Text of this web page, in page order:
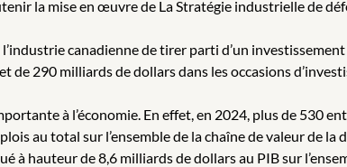
la mise en œuvre de La Stratégie industrielle de
canadienne de tirer parti d’un
de 290 milliards de dollars dans les occasions
à l’économie. En effet, en 2024, plus de 530
au total sur l’ensemble de la chaîne de valeur de la
hauteur de 8,6 milliards de dollars au PIB sur